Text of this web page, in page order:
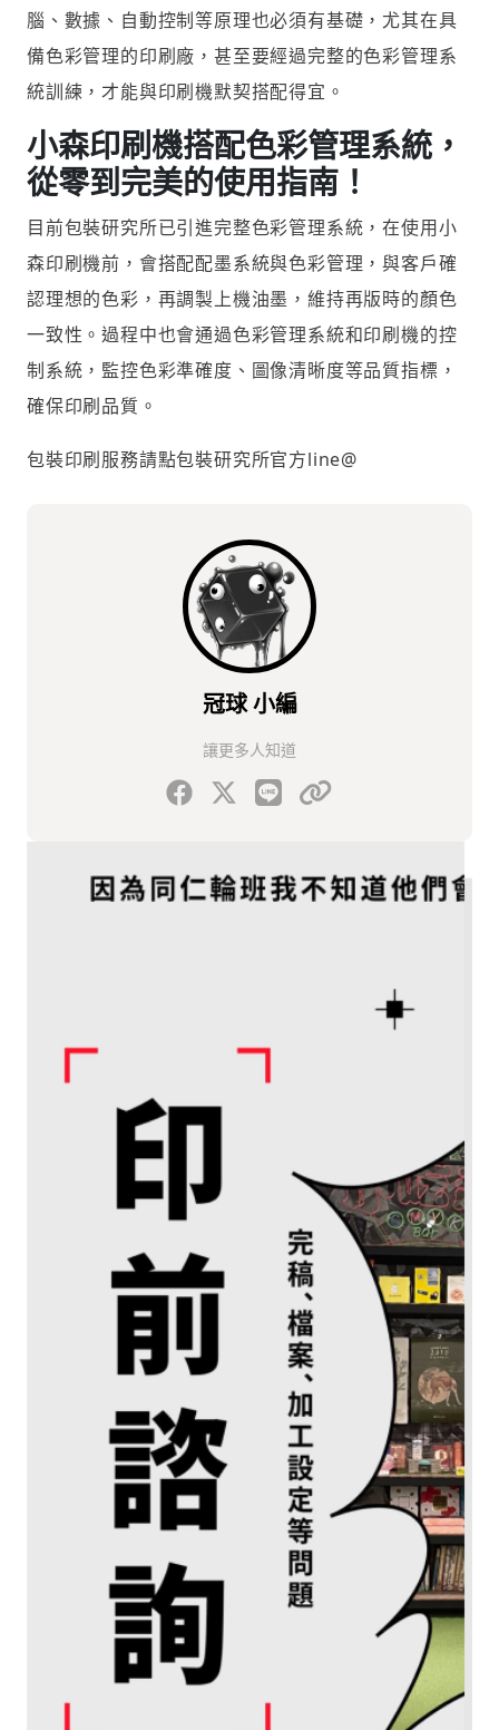
腦、數據、自動控制等原理也必須有基礎，尤其在具
備色彩管理的印刷廠，甚至要經過完整的色彩管理系
統訓練，才能與印刷機默契搭配得宜。
小森印刷機搭配色彩管理系統，
從零到完美的使用指南！
目前包裝研究所已引進完整色彩管理系統，在使用小
森印刷機前，會搭配配墨系統與色彩管理，與客戶確
認理想的色彩，再調製上機油墨，維持再版時的顏色
一致性。過程中也會通過色彩管理系統和印刷機的控
制系統，監控色彩準確度、圖像清晰度等品質指標，
確保印刷品質。
包裝印刷服務請點包裝研究所官方line@
冠球 小編
讓更多人知道